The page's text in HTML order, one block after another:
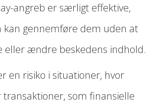
angreb er særligt effektive,
kan gennemføre dem uden at
eller ændre beskedens indhold.
en risiko i situationer, hvor
transaktioner, som finansielle